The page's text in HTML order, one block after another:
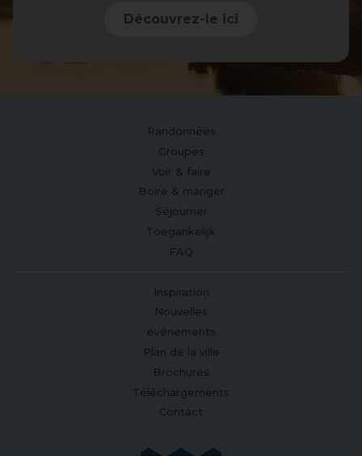
Découvrez-le ici
Randonnées
Groupes
Voir & faire
Boire & manger
Séjourner
Toegankelijk
FAQ
Inspiration
Nouvelles
événements
Plan de la ville
Brochures
Téléchargements
Contact